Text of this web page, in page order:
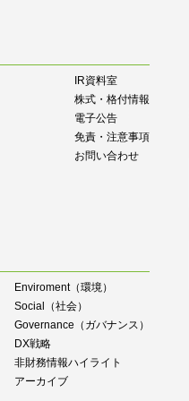
IR資料室
株式・格付情報
電子公告
免責・注意事項
お問い合わせ
Enviroment（環境）
Social（社会）
Governance（ガバナンス）
DX戦略
⾮財務情報ハイライト
アーカイブ